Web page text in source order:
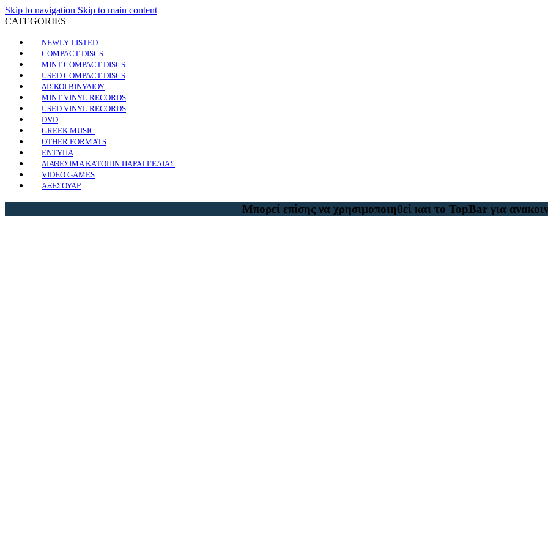
Skip to navigation Skip to main content
CATEGORIES
NEWLY LISTED
COMPACT DISCS
MINT COMPACT DISCS
USED COMPACT DISCS
ΔΙΣΚΟΙ ΒΙΝΥΛΙΟΥ
MINT VINYL RECORDS
USED VINYL RECORDS
DVD
GREEK MUSIC
OTHER FORMATS
ΕΝΤΥΠΑ
ΔΙΑΘΕΣΙΜΑ ΚΑΤΟΠΙΝ ΠΑΡΑΓΓΕΛΙΑΣ
VIDEO GAMES
ΑΞΕΣΟΥΑΡ
Μπορεί επίσης να χρησιμοποιηθεί και το TopBar για